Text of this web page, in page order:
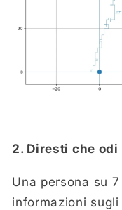
2. Diresti che
Una persona su
informazioni